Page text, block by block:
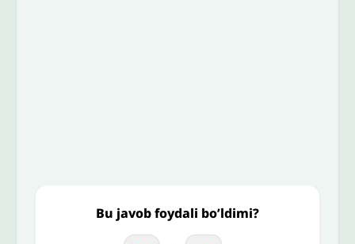
Bu javob foydali bo’ldimi?